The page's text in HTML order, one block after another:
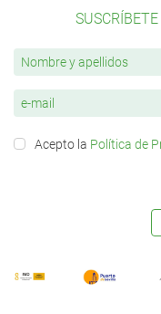
Acepto la Política de